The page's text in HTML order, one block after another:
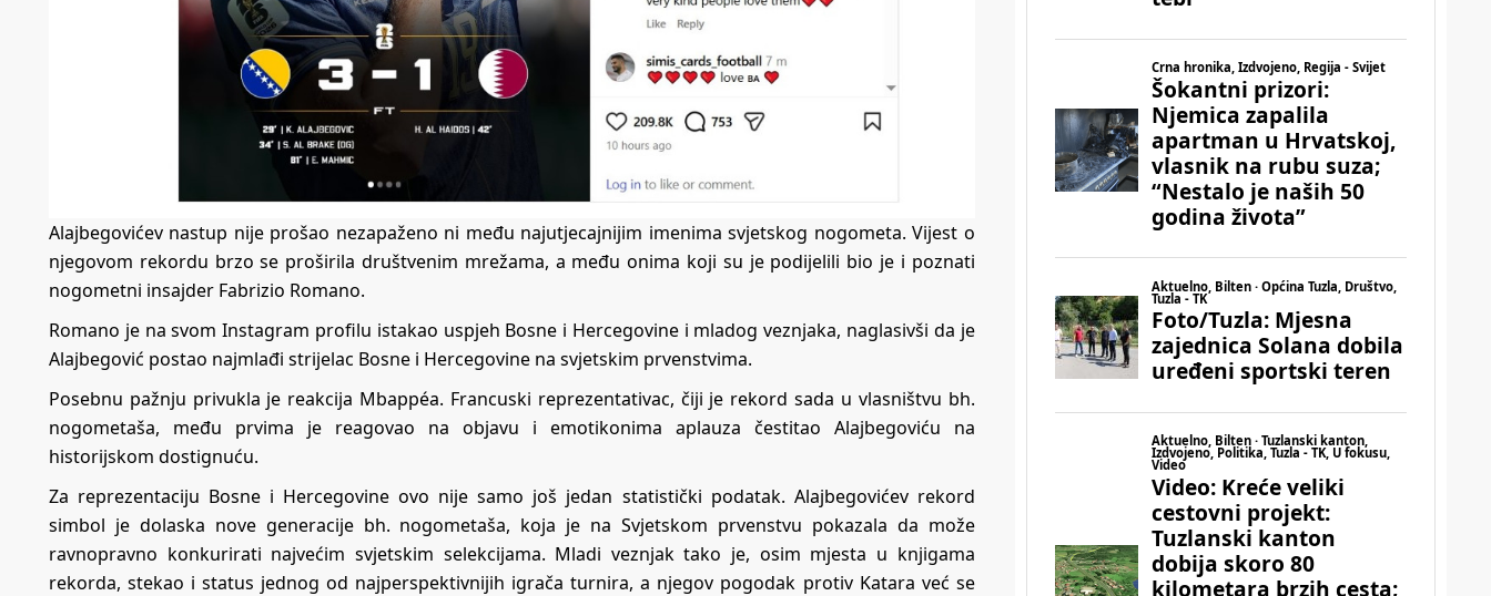
Alajbegovićev nastup nije prošao nezapaženo ni među najutjecajnijim imenima svjetskog nogometa. Vijest o
njegovom rekordu brzo se proširila društvenim mrežama, a među onima koji su je podijelili bio je i poznati
nogometni insajder Fabrizio Romano.
Romano je na svom Instagram profilu istakao uspjeh Bosne i Hercegovine i mladog veznjaka, naglasivši da je
Alajbegović postao najmlađi strijelac Bosne i Hercegovine na svjetskim prvenstvima.
Posebnu pažnju privukla je reakcija Mbappéa. Francuski reprezentativac, čiji je rekord sada u vlasništvu bh.
nogometaša, među prvima je reagovao na objavu i emotikonima aplauza čestitao Alajbegoviću na
historijskom dostignuću.
Za reprezentaciju Bosne i Hercegovine ovo nije samo još jedan statistički podatak. Alajbegovićev rekord
simbol je dolaska nove generacije bh. nogometaša, koja je na Svjetskom prvenstvu pokazala da može
ravnopravno konkurirati najvećim svjetskim selekcijama. Mladi veznjak tako je, osim mjesta u knjigama
rekorda, stekao i status jednog od najperspektivnijih igrača turnira, a njegov pogodak protiv Katara već se